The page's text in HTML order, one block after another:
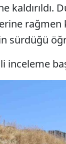
kaldırıldı.
rağmen
sürdüğü
inceleme